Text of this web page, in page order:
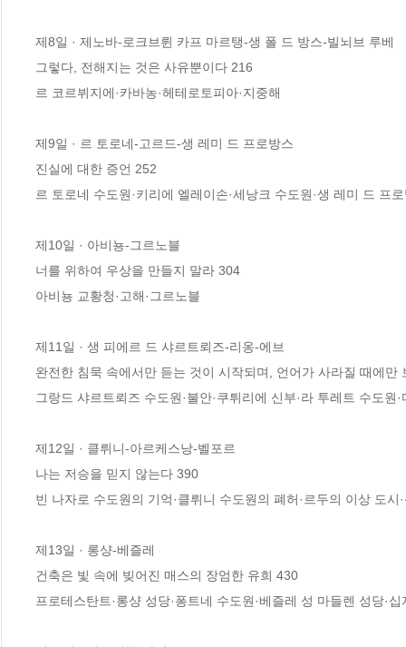
제8일 · 제노바-로크브륀 카프 마르탱-생 폴 드 방스-빌뇌브 루베
그렇다, 전해지는 것은 사유뿐이다 216
르 코르뷔지에·카바농·헤테로토피아·지중해
제9일 · 르 토로네-고르드-생 레미 드 프로방스
진실에 대한 증언 252
르 토로네 수도원·키리에 엘레이손·세낭크 수도원·생 레미 드 프
제10일 · 아비뇽-그르노블
너를 위하여 우상을 만들지 말라 304
아비뇽 교황청·고해·그르노블
제11일 · 생 피에르 드 샤르트뢰즈-리옹-에브
완전한 침묵 속에서만 듣는 것이 시작되며, 언어가 사라질 때에만
그랑드 샤르트뢰즈 수도원·불안·쿠튀리에 신부·라 투레트 수도원
제12일 · 클뤼니-아르케스낭-벨포르
나는 저승을 믿지 않는다 390
빈 나자로 수도원의 기억·클뤼니 수도원의 폐허·르두의 이상 도
제13일 · 롱샹-베즐레
건축은 빛 속에 빚어진 매스의 장엄한 유희 430
프로테스탄트·롱샹 성당·퐁트네 수도원·베즐레 성 마들렌 성당·십